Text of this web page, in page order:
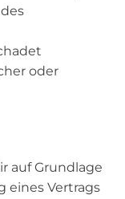
oder
auf Grundlage
eines Vertrags